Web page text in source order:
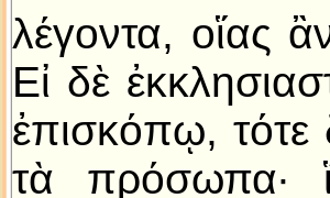
λέγοντα, οἵας
Εἰ δὲ
ἐπισκόπῳ, τότε
τὰ πρόσωπα·